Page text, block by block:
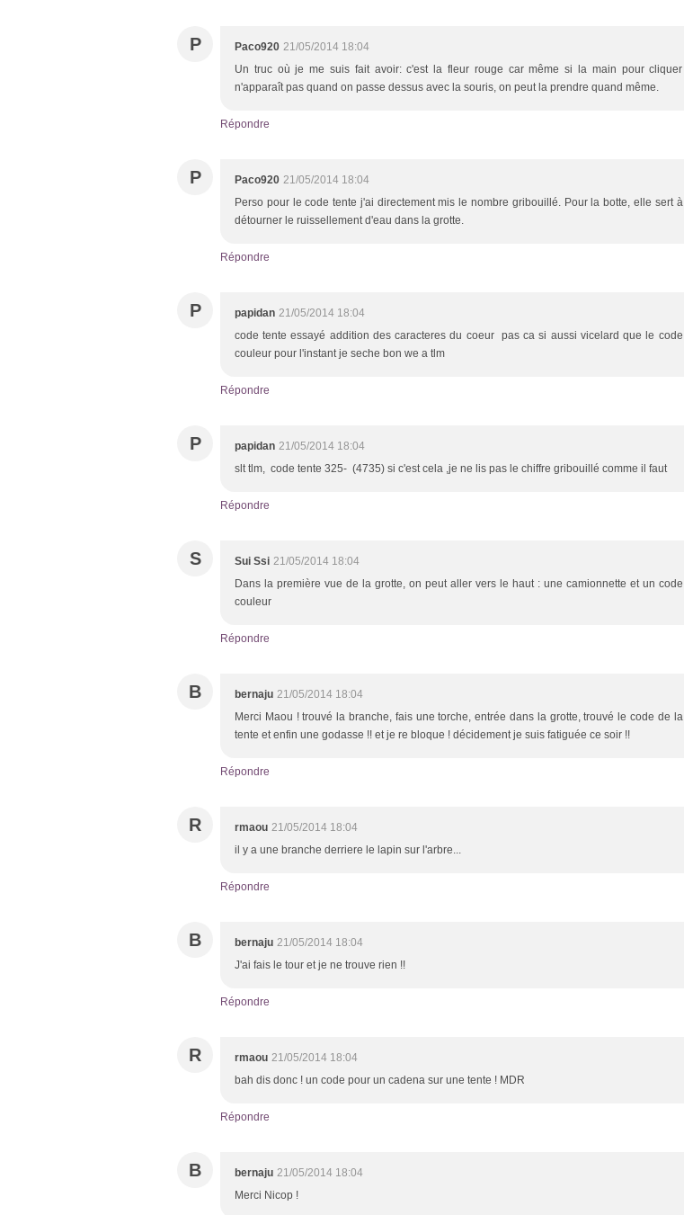
P Paco920 21/05/2014 18:04
Un truc où je me suis fait avoir: c'est la fleur rouge car même si la main pour cliquer
n'apparaît pas quand on passe dessus avec la souris, on peut la prendre quand même.
Répondre
P Paco920 21/05/2014 18:04
Perso pour le code tente j'ai directement mis le nombre gribouillé. Pour la botte, elle sert à
détourner le ruissellement d'eau dans la grotte.
Répondre
P papidan 21/05/2014 18:04
code tente essayé addition des caracteres du coeur pas ca si aussi vicelard que le code
couleur pour l'instant je seche bon we a tlm
Répondre
P papidan 21/05/2014 18:04
slt tlm, code tente 325- (4735) si c'est cela ,je ne lis pas le chiffre gribouillé comme il faut
Répondre
S Sui Ssi 21/05/2014 18:04
Dans la première vue de la grotte, on peut aller vers le haut : une camionnette et un code
couleur
Répondre
B bernaju 21/05/2014 18:04
Merci Maou ! trouvé la branche, fais une torche, entrée dans la grotte, trouvé le code de la
tente et enfin une godasse !! et je re bloque ! décidement je suis fatiguée ce soir !!
Répondre
R rmaou 21/05/2014 18:04
il y a une branche derriere le lapin sur l'arbre...
Répondre
B bernaju 21/05/2014 18:04
J'ai fais le tour et je ne trouve rien !!
Répondre
R rmaou 21/05/2014 18:04
bah dis donc ! un code pour un cadena sur une tente ! MDR
Répondre
B bernaju 21/05/2014 18:04
Merci Nicop !